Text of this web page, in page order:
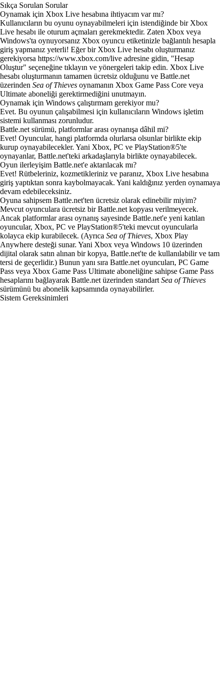
Sıkça Sorulan Sorular
Oynamak için Xbox Live hesabına ihtiyacım var mı?
Kullanıcıların bu oyunu oynayabilmeleri için istendiğinde bir Xbox
Live hesabı ile oturum açmaları gerekmektedir. Zaten Xbox veya
Windows'ta oynuyorsanız Xbox oyuncu etiketinizle bağlantılı hesapla
giriş yapmanız yeterli! Eğer bir Xbox Live hesabı oluşturmanız
gerekiyorsa https://www.xbox.com/live adresine gidin, "Hesap
Oluştur" seçeneğine tıklayın ve yönergeleri takip edin. Xbox Live
hesabı oluşturmanın tamamen ücretsiz olduğunu ve Battle.net
üzerinden Sea of Thieves oynamanın Xbox Game Pass Core veya
Ultimate aboneliği gerektirmediğini unutmayın.
Oynamak için Windows çalıştırmam gerekiyor mu?
Evet. Bu oyunun çalışabilmesi için kullanıcıların Windows işletim
sistemi kullanması zorunludur.
Battle.net sürümü, platformlar arası oynanışa dâhil mi?
Evet! Oyuncular, hangi platformda olurlarsa olsunlar birlikte ekip
kurup oynayabilecekler. Yani Xbox, PC ve PlayStation®5'te
oynayanlar, Battle.net'teki arkadaşlarıyla birlikte oynayabilecek.
Oyun ilerleyişim Battle.net'e aktarılacak mı?
Evet! Rütbeleriniz, kozmetikleriniz ve paranız, Xbox Live hesabına
giriş yaptıktan sonra kaybolmayacak. Yani kaldığınız yerden oynamaya
devam edebileceksiniz.
Oyuna sahipsem Battle.net'ten ücretsiz olarak edinebilir miyim?
Mevcut oyunculara ücretsiz bir Battle.net kopyası verilmeyecek.
Ancak platformlar arası oynanış sayesinde Battle.net'e yeni katılan
oyuncular, Xbox, PC ve PlayStation®5'teki mevcut oyuncularla
kolayca ekip kurabilecek. (Ayrıca Sea of Thieves, Xbox Play
Anywhere desteği sunar. Yani Xbox veya Windows 10 üzerinden
dijital olarak satın alınan bir kopya, Battle.net'te de kullanılabilir ve tam
tersi de geçerlidir.) Bunun yanı sıra Battle.net oyuncuları, PC Game
Pass veya Xbox Game Pass Ultimate aboneliğine sahipse Game Pass
hesaplarını bağlayarak Battle.net üzerinden standart Sea of Thieves
sürümünü bu abonelik kapsamında oynayabilirler.
Sistem Gereksinimleri